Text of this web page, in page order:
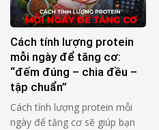
Cách tính lượng protein
mỗi ngày để tăng cơ:
“đếm đúng – chia đều –
tập chuẩn”
Cách tính lượng protein mỗi
ngày để tăng cơ sẽ giúp bạn